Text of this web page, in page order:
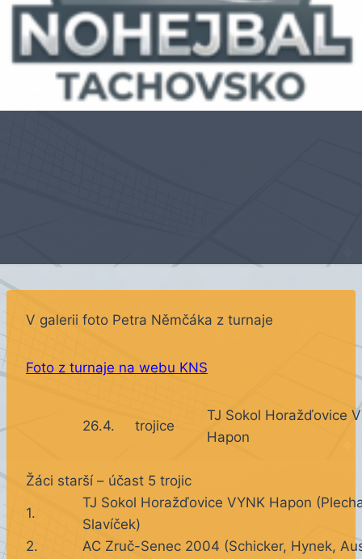
V galerii foto Petra Němčáka z turnaje
Foto z turnaje na webu KNS
26.4. trojice
TJ Sokol Horažďovice
Hapon
Žáci starší – účast 5 trojic
1.
TJ Sokol Horažďovice VYNK Hapon
Slavíček)
2.
AC Zruč-Senec 2004 (Schicker, Hynek,